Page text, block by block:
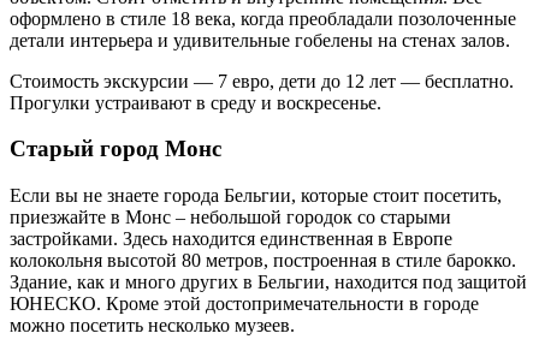
оформлено в стиле 18 века, когда преобладали позолоченные
детали интерьера и удивительные гобелены на стенах залов.
Стоимость экскурсии — 7 евро, дети до 12 лет — бесплатно.
Прогулки устраивают в среду и воскресенье.
Старый город Монс
Если вы не знаете города Бельгии, которые стоит посетить,
приезжайте в Монс – небольшой городок со старыми
застройками. Здесь находится единственная в Европе
колокольня высотой 80 метров, построенная в стиле барокко.
Здание, как и много других в Бельгии, находится под защитой
ЮНЕСКО. Кроме этой достопримечательности в городе
можно посетить несколько музеев.